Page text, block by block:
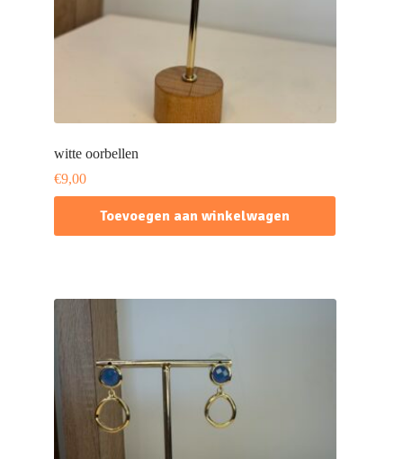
witte oorbellen
€9,00
Toevoegen aan winkelwagen